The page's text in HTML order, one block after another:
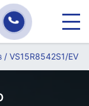
/ VS15R8542S1/EV